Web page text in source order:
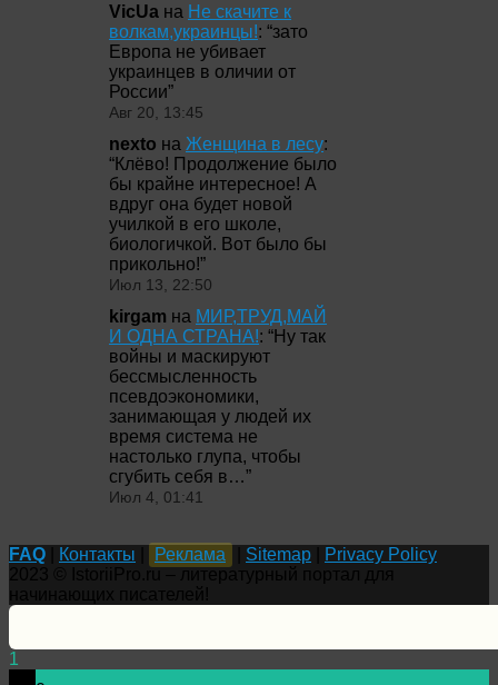
VicUa на Не скачите к
волкам,украинцы!: “зато
Европа не убивает
украинцев в оличии от
России”
Авг 20, 13:45
nexto на Женщина в лесу:
“Клёво! Продолжение было
бы крайне интересное! А
вдруг она будет новой
училкой в его школе,
биологичкой. Вот было бы
прикольно!”
Июл 13, 22:50
kirgam на МИР,ТРУД,МАЙ
И ОДНА СТРАНА!: “Ну так
войны и маскируют
бессмысленность
псевдоэкономики,
занимающая у людей их
время система не
настолько глупа, чтобы
сгубить себя в…”
Июл 4, 01:41
FAQ Контакты Реклама Sitemap
Privacy Policy
1